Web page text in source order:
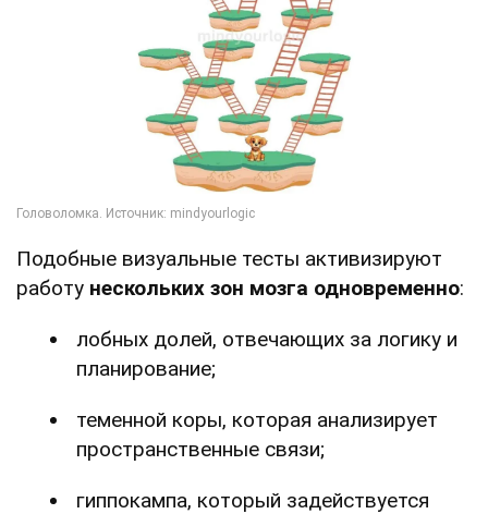
Подобные визуальные тесты активизируют
работу нескольких зон мозга одновременно:
лобных долей, отвечающих за логику и
планирование;
теменной коры, которая анализирует
пространственные связи;
гиппокампа, который задействуется